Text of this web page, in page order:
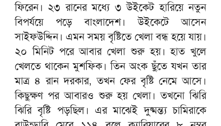
ফিরেন। ২৩ রানের মধ্যে ৩ উইকেট হারিয়ে নতুন
বিপর্যয়ে পড়ে বাংলাদেশ। উইকেটে আসেন
সাইফউদ্দিন। এমন সময় বৃষ্টিতে খেলা বন্ধ হয়ে যায়।
২০ মিনিট পরে আবার খেলা শুরু হয়। হাত খুলে
খেলতে থাকেন মুশফিক। তিন অংক ছুঁতে যখন তার
মাত্র ৪ রান দরকার, তখন ফের বৃষ্টি নেমে আসে।
কিছুক্ষণ পর আবারও শুরু হয় খেলা। তখনো ঝিরি
ঝিরি বৃষ্টি পড়ছিল। এর মাঝেই দুষ্মন্ত্য চামিরাকে